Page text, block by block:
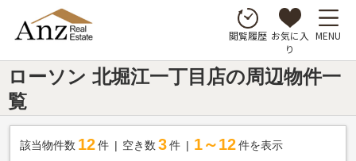
閲覧履歴 お気に入
り
MENU
ローソン 北堀江一丁目店の周辺物件一
覧
該当物件数 12件 空き数 3 件 1～12 件を表示